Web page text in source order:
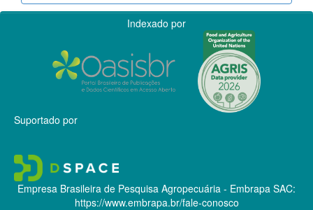
Indexado por
Suportado por
Empresa Brasileira de Pesquisa Agropecuária - Embrapa SAC:
https://www.embrapa.br/fale-conosco